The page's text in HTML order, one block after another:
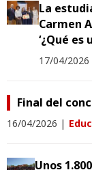
La
Carmen
‘¿Qué es
17/04/2026
Final del
16/04/2026 |
Unos